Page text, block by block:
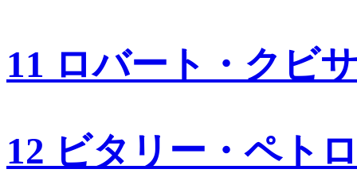
11 ロバート・クビ
12 ビタリー・ペト